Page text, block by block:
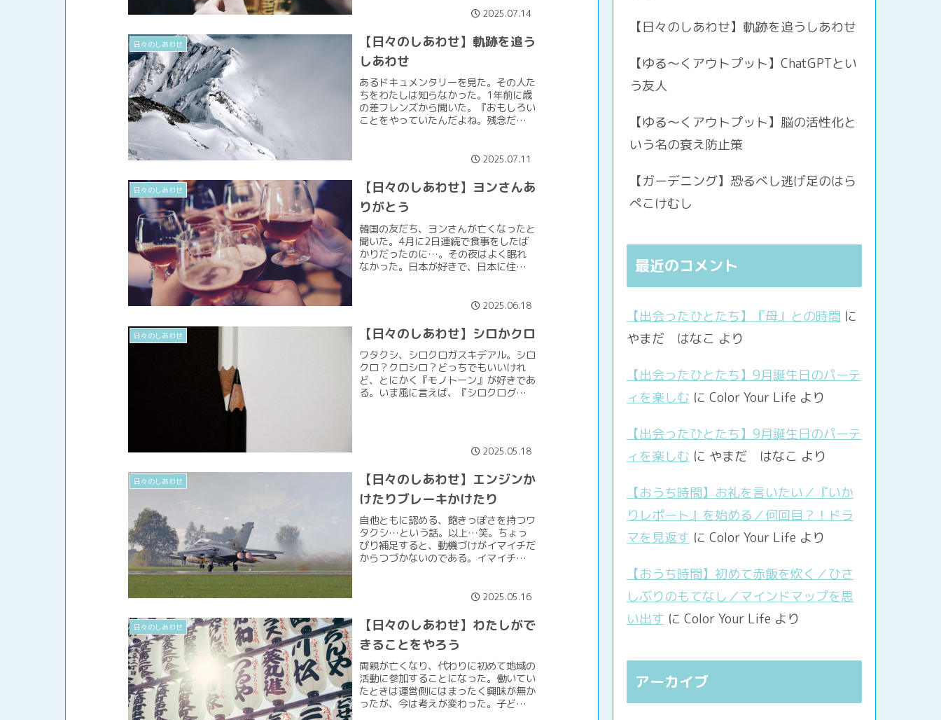
があることとあちらに拒絶の雰...2025.07.14
日々のしあわせ
【日々のしあわせ】軌跡を追う
しあわせ
あるドキュメンタリーを見た。その人た
ちをわたしは知らなかった。1年前に歳
の差フレンズから聞いた。『おもしろい
ことをやっていたんだよね。残念だ。』
人たちの話をしてくれたの...2025.07.11
日々のしあわせ
【日々のしあわせ】ヨンさんあ
りがとう
韓国の友だち、ヨンさんが亡くなったと
聞いた。4月に2日連続で食事をしたば
かりだったのに…。その夜はよく眠れ
なかった。日本が好きで、日本に住みた
し、その間に住居を探した。...2025.06.18
日々のしあわせ 【日々のしあわせ】シロかクロ
ワタクシ、シロクロガスキデアル。シロ
クロ？クロシロ？どっちでもいいけれ
ど、とにかく『モノトーン』が好きであ
る。いま風に言えば、『シロクログレ
2025.05.18
日々のしあわせ
【日々のしあわせ】エンジンか
けたりブレーキかけたり
自他ともに認める、飽きっぽさを持つワ
タクシ…という話。以上…笑。ちょっ
ぴり補足すると、動機づけがイマイチだ
からつづかないのである。イマイチなの
こまったものだ。ただし、超...2025.05.16
日々のしあわせ
【日々のしあわせ】わたしがで
きることをやろう
両親が亡くなり、代わりに初めて地域の
活動に参加することになった。働いてい
たときは運営側にはまったく興味が無か
ったが、今は考えが変わった。子どもの
【日々のしあわせ】軌跡を追うしあわせ
【ゆる〜くアウトプット】ChatGPTとい
う友人
【ゆる〜くアウトプット】脳の活性化と
いう名の衰え防止策
【ガーデニング】恐るべし逃げ足のはら
ぺこけむし
最近のコメント
【出会ったひとたち】『母』との時間 に
やまだ はなこ より
【出会ったひとたち】9月誕生日のパーテ
ィを楽しむ に Color Your Life より
【出会ったひとたち】9月誕生日のパーテ
ィを楽しむ に やまだ はなこ より
【おうち時間】お礼を言いたい／『いか
りレポート』を始める／何回目？！ドラ
マを見返す に Color Your Life より
【おうち時間】初めて赤飯を炊く／ひさ
しぶりのもてなし／マインドマップを思
い出す に Color Your Life より
アーカイブ